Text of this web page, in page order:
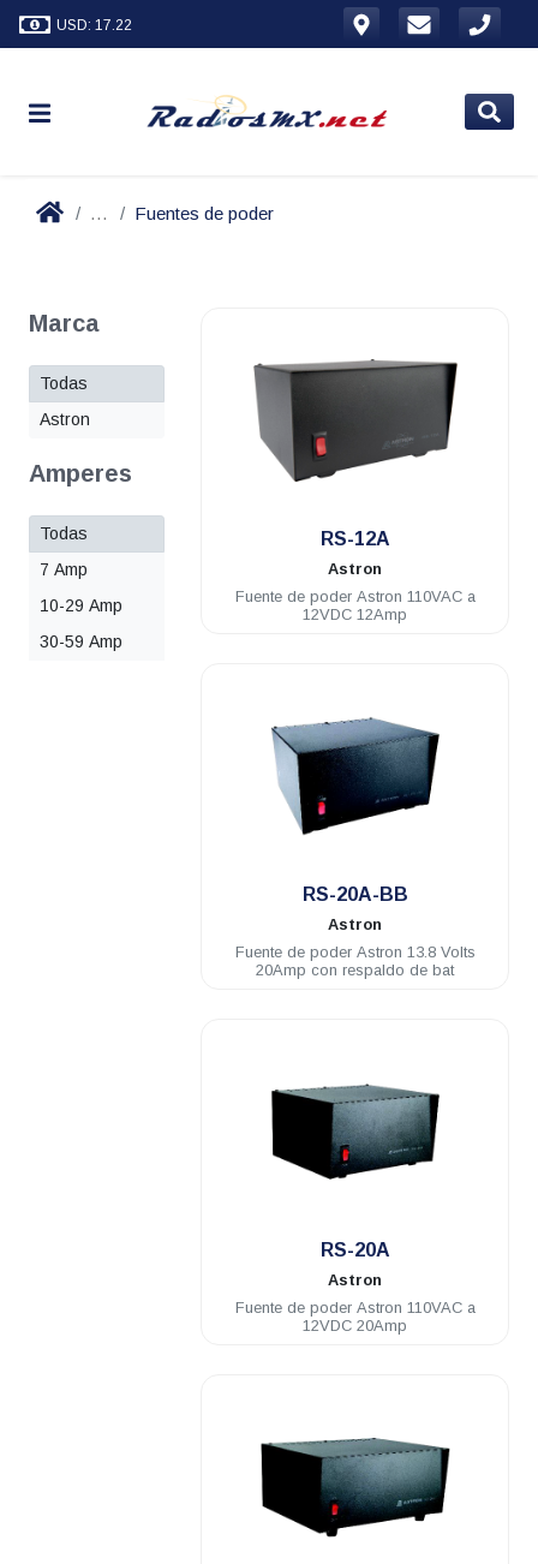
USD: 17.22
... Fuentes de poder
Marca
Todas
Astron
Amperes
Todas
7 Amp
10-29 Amp
30-59 Amp
RS-12A
Astron
Fuente de poder Astron 110VAC a
12VDC 12Amp
RS-20A-BB
Astron
Fuente de poder Astron 13.8 Volts
20Amp con respaldo de bat
RS-20A
Astron
Fuente de poder Astron 110VAC a
12VDC 20Amp